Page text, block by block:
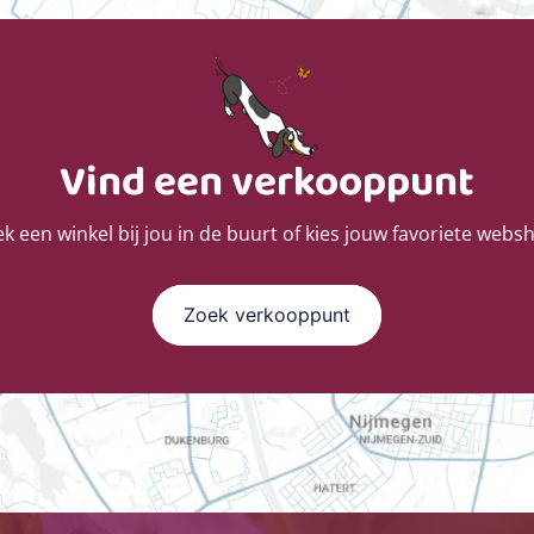
Vind een verkooppunt
een winkel bij jou in de buurt of kies jouw favoriete
Zoek verkooppunt